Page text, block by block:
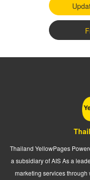
Thailand YellowPages
a subsidiary of AIS As a
marketing services